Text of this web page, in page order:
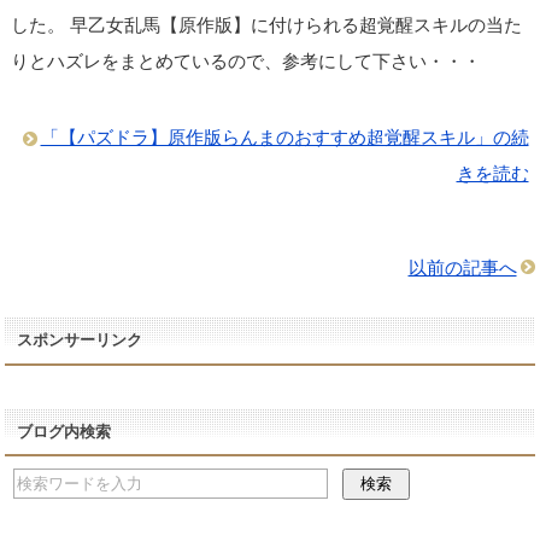
した。 早乙女乱馬【原作版】に付けられる超覚醒スキルの当た
りとハズレをまとめているので、参考にして下さい・・・
「【パズドラ】原作版らんまのおすすめ超覚醒スキル」の続
きを読む
以前の記事へ
スポンサーリンク
ブログ内検索